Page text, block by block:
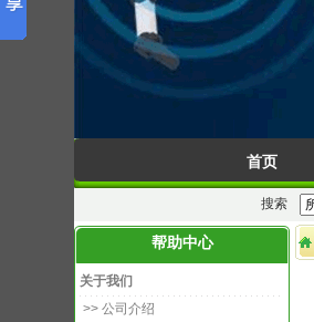
首页
搜索
帮助中心
关于我们
>> 公司介绍